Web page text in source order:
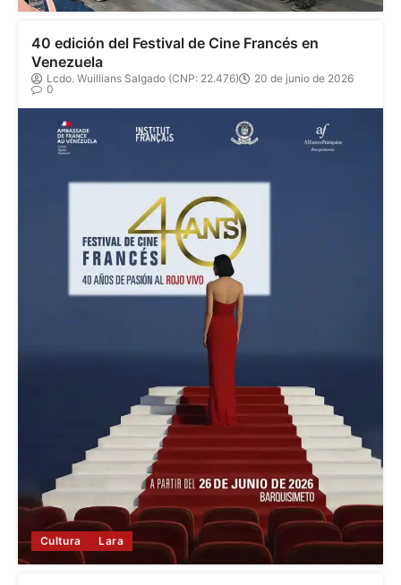
Cultura Lara
40 edición del Festival de Cine Francés en
Venezuela
Lcdo. Wuillians Salgado (CNP: 22.476)
20 de junio de 2026
0